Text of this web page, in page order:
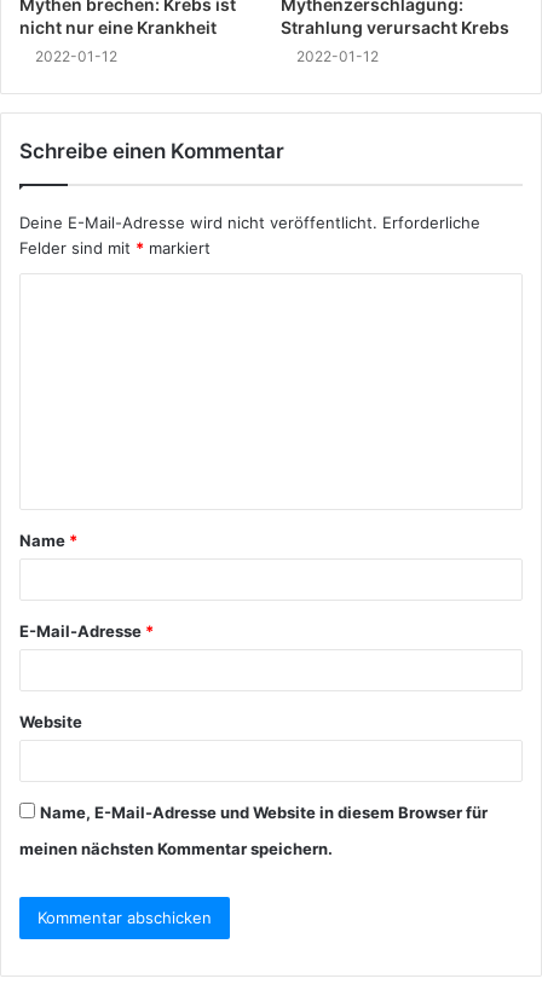
Mythen brechen: Krebs ist
nicht nur eine Krankheit
2022-01-12
Mythenzerschlagung:
Strahlung verursacht Krebs
2022-01-12
Schreibe einen Kommentar
Deine E-Mail-Adresse wird nicht veröffentlicht. Erforderliche
Felder sind mit * markiert
Name *
E-Mail-Adresse *
Website
Name, E-Mail-Adresse und Website in diesem Browser für
meinen nächsten Kommentar speichern.